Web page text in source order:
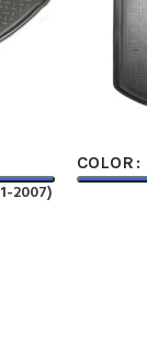
2007)
SELECT
COLOR